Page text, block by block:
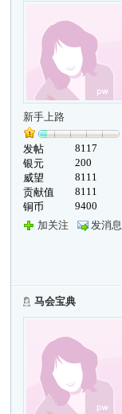
新手上路
发帖
8117
银元
200
威望
8111
贡献值
8111
铜币
9400
加关注
发消息
马会宝典